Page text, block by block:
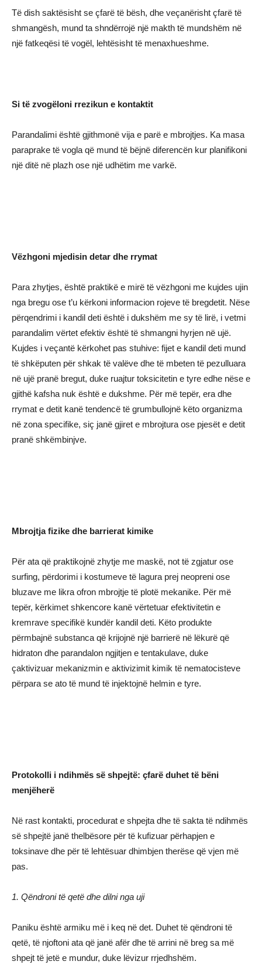
Të dish saktësisht se çfarë të bësh, dhe veçanërisht çfarë të
shmangësh, mund ta shndërrojë një makth të mundshëm në
një fatkeqësi të vogël, lehtësisht të menaxhueshme.
Si të zvogëloni rrezikun e kontaktit
Parandalimi është gjithmonë vija e parë e mbrojtjes. Ka masa
paraprake të vogla që mund të bëjnë diferencën kur planifikoni
një ditë në plazh ose një udhëtim me varkë.
Vëzhgoni mjedisin detar dhe rrymat
Para zhytjes, është praktikë e mirë të vëzhgoni me kujdes ujin
nga bregu ose t’u kërkoni informacion rojeve të bregdetit. Nëse
përqendrimi i kandil deti është i dukshëm me sy të lirë, i vetmi
parandalim vërtet efektiv është të shmangni hyrjen në ujë.
Kujdes i veçantë kërkohet pas stuhive: fijet e kandil deti mund
të shkëputen për shkak të valëve dhe të mbeten të pezulluara
në ujë pranë bregut, duke ruajtur toksicitetin e tyre edhe nëse e
gjithë kafsha nuk është e dukshme. Për më tepër, era dhe
rrymat e detit kanë tendencë të grumbullojnë këto organizma
në zona specifike, siç janë gjiret e mbrojtura ose pjesët e detit
pranë shkëmbinjve.
Mbrojtja fizike dhe barrierat kimike
Për ata që praktikojnë zhytje me maskë, not të zgjatur ose
surfing, përdorimi i kostumeve të lagura prej neopreni ose
bluzave me likra ofron mbrojtje të plotë mekanike. Për më
tepër, kërkimet shkencore kanë vërtetuar efektivitetin e
kremrave specifikë kundër kandil deti. Këto produkte
përmbajnë substanca që krijojnë një barrierë në lëkurë që
hidraton dhe parandalon ngjitjen e tentakulave, duke
çaktivizuar mekanizmin e aktivizimit kimik të nematocisteve
përpara se ato të mund të injektojnë helmin e tyre.
Protokolli i ndihmës së shpejtë: çfarë duhet të bëni
menjëherë
Në rast kontakti, procedurat e shpejta dhe të sakta të ndihmës
së shpejtë janë thelbësore për të kufizuar përhapjen e
toksinave dhe për të lehtësuar dhimbjen therëse që vjen më
pas.
1. Qëndroni të qetë dhe dilni nga uji
Paniku është armiku më i keq në det. Duhet të qëndroni të
qetë, të njoftoni ata që janë afër dhe të arrini në breg sa më
shpejt të jetë e mundur, duke lëvizur rrjedhshëm.